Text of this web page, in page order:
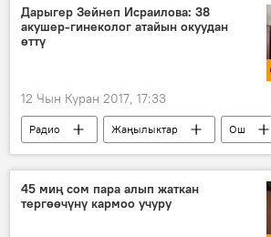
"Ыйман" диний маданиятты өнүктүрүү фондусу
Дарыгер Зейнеп Исраилова: 38
акушер-гинеколог атайын окуудан
өттү
12 Чын Куран 2017, 17:33
Радио Жаңылыктар
Ош
медицина
ымыркай
45 миң сом пара алып жаткан
тергөөчүнү кармоо учуру